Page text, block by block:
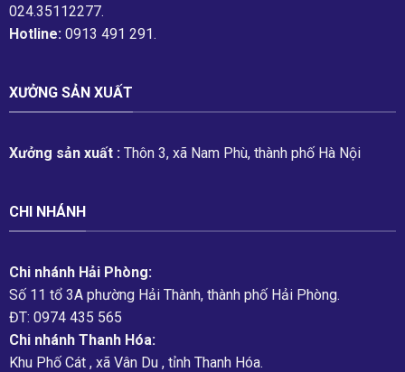
024.35112277.
Hotline:0913 491 291.
XƯỞNG SẢN XUẤT
Xưởng sản xuất :Thôn 3, xã Nam Phù, thành phố Hà Nội
CHI NHÁNH
Chi nhánh Hải Phòng:
Số 11 tổ 3A phường Hải Thành, thành phố Hải Phòng.
ĐT: 0974 435 565
Chi nhánh Thanh Hóa:
Khu Phố Cát , xã Vân Du , tỉnh Thanh Hóa.